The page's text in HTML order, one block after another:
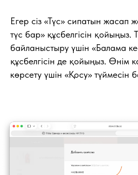
Егер сіз «Түс» сипатын жасап
түс бар» құсбелгісін қойыңыз.
байланыстыру үшін «Балама
құсбелгісін де қойыңыз. Өнім
көрсету үшін «Қосу» түймесін